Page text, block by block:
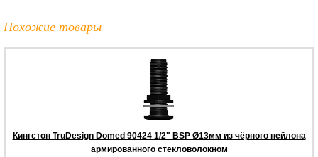
Похожие товары
Кингстон TruDesign Domed 90424 1/2" BSP Ø13мм из чёрного нейлона
армированного стекловолокном